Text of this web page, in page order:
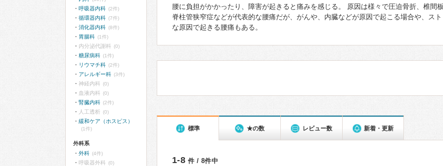
腰に負担がかかったり、障害が起きると痛みを感じる。 原因は様々で圧迫骨折、椎間
脊柱管狭窄症などが代表的な腰痛だが、がんや、内臓などが原因で起こる場合や、ス
な原因で起きる腰痛もある。
標準 ★の数 レビュー数 新着・更新
1-8 件 / 8件中
呼吸器内科 (2件)
循環器内科 (7件)
消化器内科 (8件)
胃腸科 (1件)
内分泌代謝科 (0)
糖尿病科 (1件)
リウマチ科 (2件)
アレルギー科 (3件)
神経内科 (0)
血液内科 (0)
腎臓内科 (2件)
人工透析 (0)
緩和ケア（ホスピス）
(1件)
外科系
外科 (4件)
呼吸器外科 (0)